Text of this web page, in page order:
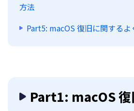
方法
Part5: macOS 復旧に関するよ
Part1: macOS 復